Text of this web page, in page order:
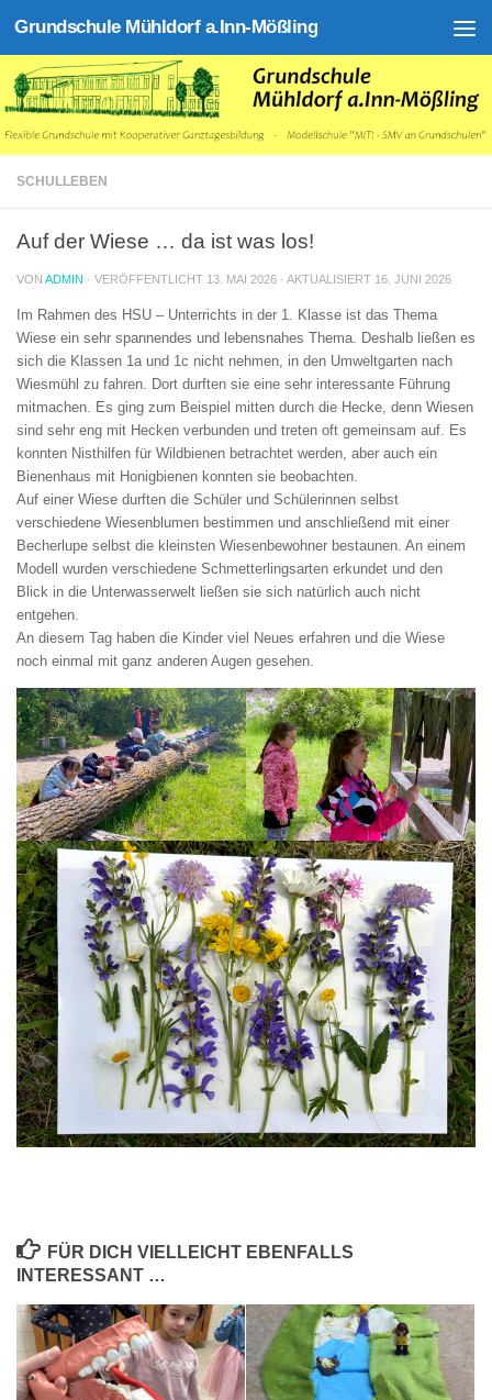
Zum Inhalt springen
Grundschule Mühldorf a.Inn-Mößling
SCHULLEBEN
Auf der Wiese … da ist was los!
VON ADMIN · VERÖFFENTLICHT 13. MAI 2026 · AKTUALISIERT 16. JUNI 2026
Im Rahmen des HSU – Unterrichts in der 1. Klasse ist das Thema
Wiese ein sehr spannendes und lebensnahes Thema. Deshalb ließen es
sich die Klassen 1a und 1c nicht nehmen, in den Umweltgarten nach
Wiesmühl zu fahren. Dort durften sie eine sehr interessante Führung
mitmachen. Es ging zum Beispiel mitten durch die Hecke, denn Wiesen
sind sehr eng mit Hecken verbunden und treten oft gemeinsam auf. Es
konnten Nisthilfen für Wildbienen betrachtet werden, aber auch ein
Bienenhaus mit Honigbienen konnten sie beobachten.
Auf einer Wiese durften die Schüler und Schülerinnen selbst
verschiedene Wiesenblumen bestimmen und anschließend mit einer
Becherlupe selbst die kleinsten Wiesenbewohner bestaunen. An einem
Modell wurden verschiedene Schmetterlingsarten erkundet und den
Blick in die Unterwasserwelt ließen sie sich natürlich auch nicht
entgehen.
An diesem Tag haben die Kinder viel Neues erfahren und die Wiese
noch einmal mit ganz anderen Augen gesehen.
FÜR DICH VIELLEICHT EBENFALLS
INTERESSANT …